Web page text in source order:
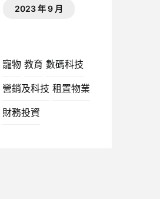
2023 年 9 月
寵物 教育 數碼科技
營銷及科技 租置物業
財務投資